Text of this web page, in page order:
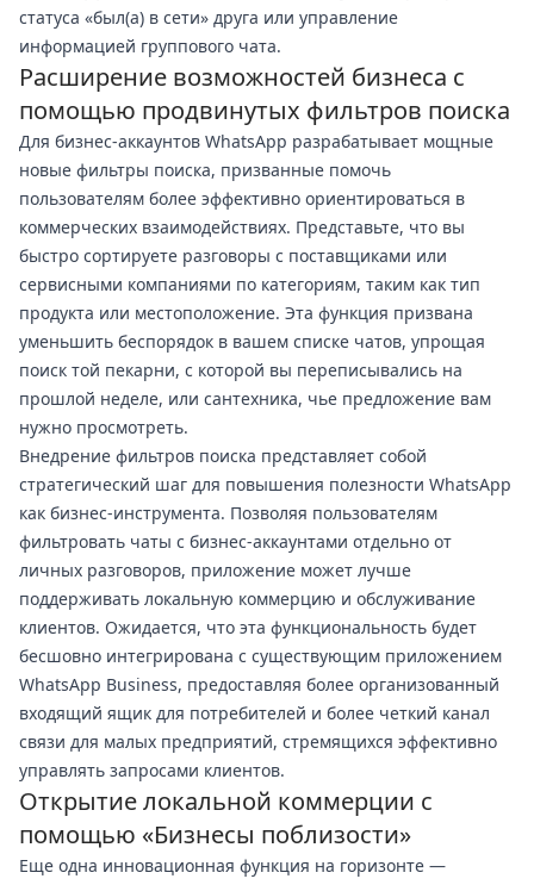
статуса «был(а) в сети» друга или управление
информацией группового чата.
Расширение возможностей бизнеса с
помощью продвинутых фильтров поиска
Для бизнес-аккаунтов WhatsApp разрабатывает мощные
новые фильтры поиска, призванные помочь
пользователям более эффективно ориентироваться в
коммерческих взаимодействиях. Представьте, что вы
быстро сортируете разговоры с поставщиками или
сервисными компаниями по категориям, таким как тип
продукта или местоположение. Эта функция призвана
уменьшить беспорядок в вашем списке чатов, упрощая
поиск той пекарни, с которой вы переписывались на
прошлой неделе, или сантехника, чье предложение вам
нужно просмотреть.
Внедрение фильтров поиска представляет собой
стратегический шаг для повышения полезности WhatsApp
как бизнес-инструмента. Позволяя пользователям
фильтровать чаты с бизнес-аккаунтами отдельно от
личных разговоров, приложение может лучше
поддерживать локальную коммерцию и обслуживание
клиентов. Ожидается, что эта функциональность будет
бесшовно интегрирована с существующим приложением
WhatsApp Business, предоставляя более организованный
входящий ящик для потребителей и более четкий канал
связи для малых предприятий, стремящихся эффективно
управлять запросами клиентов.
Открытие локальной коммерции с
помощью «Бизнесы поблизости»
Еще одна инновационная функция на горизонте —